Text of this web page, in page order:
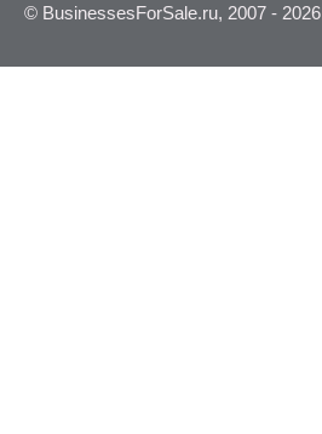
© BusinessesForSale.ru, 2007 - 2026